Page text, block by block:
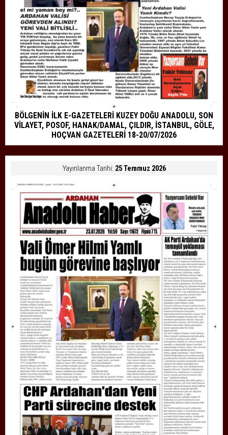
BÖLGENİN İLK E-GAZETELERİ KUZEY DOĞU ANADOLU, SON
VİLAYET, POSOF, HANAK/DAMAL, ÇILDIR, İSTANBUL, GÖLE,
HOÇVAN GAZETELERİ 18-20/07/2026
Yayınlanma Tarihi: 25 Temmuz 2026